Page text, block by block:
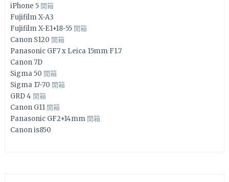
iPhone 5 開箱
Fujifilm X-A3
Fujifilm X-E1+18-55 開箱
Canon S120 開箱
Panasonic GF7 x Leica 15mm F1.7
Canon 7D
Sigma 50 開箱
Sigma 17-70 開箱
GRD 4 開箱
Canon G11 開箱
Panasonic GF2+14mm 開箱
Canon is850